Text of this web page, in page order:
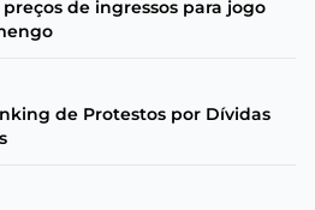
de ingressos para jogo
de Protestos por Dívidas